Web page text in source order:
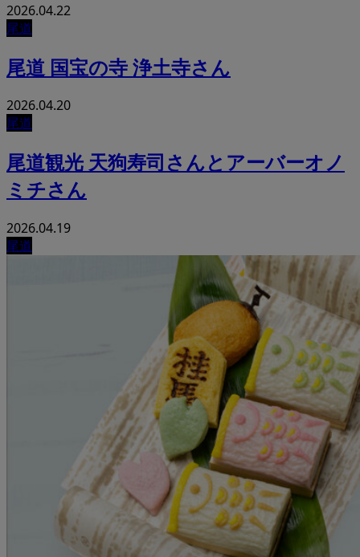
2026.04.22
尾道
尾道 国宝の寺 浄土寺さん
2026.04.20
尾道
尾道観光 天狗寿司さんとアーバーオノ
ミチさん
2026.04.19
尾道